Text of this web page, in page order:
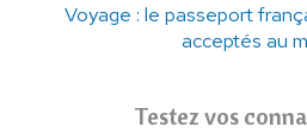
Voyage : le passeport
acceptés au
Testez vos